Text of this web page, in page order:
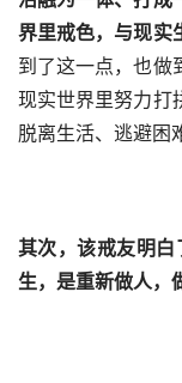
界里戒色，与现实
到了这一点，也做
现实世界里努力打
脱离生活、逃避困
其次，该戒友明
生，是重新做人，